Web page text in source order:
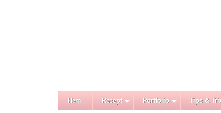
Hem Recept Portfolio Tips &